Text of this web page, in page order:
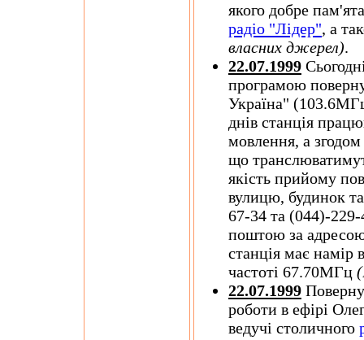
якого добре
радіо "Лідер", а
власних джерел).
22.07.1999
програмою
Україна"
днів станція
мовлення, а
що
якість прийому
вулицю, будинок
67-34 та (044)-
поштою за
станція має намір
частоті 67.70МГц
22.07.1999
роботи в ефірі
ведучі столичного